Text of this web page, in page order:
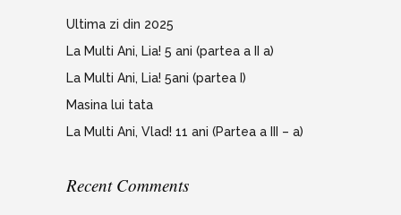
Ultima zi din 2025
La Multi Ani, Lia! 5 ani (partea a II a)
La Multi Ani, Lia! 5ani (partea I)
Masina lui tata
La Multi Ani, Vlad! 11 ani (Partea a III – a)
Recent Comments